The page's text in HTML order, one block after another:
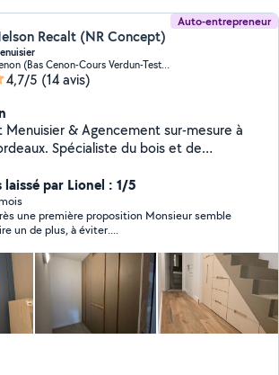
Auto-entrepreneur
Recalt (NR Concept)
Cenon (Bas Cenon-Cours Verdun-Testaud)
4,7/5 (14 avis)
du bois et de
de menuiserie sur la métropole
de bibliothèques sur-mesure,
ou agencement de dressings : j'allie
finitions soignées pour transformer votre
Basé à Cenon, je me
pour étudier vos besoins et vous
solutions personnalisées. Travail propre,
délais et passion du métier. Contactez-
devis gratuit !
par Lionel : 1/5
une première proposition Monsieur semble
un de plus, à éviter....